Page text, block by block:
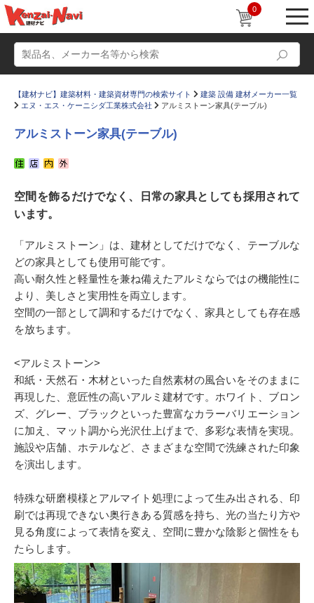
0
かたなび コラム
Q＆A 販売・施工代理店募集
お気に入り
【建材ナビ】建築材料・建築資材専門の検索サイト
建築 設備 建材メーカー一覧
エヌ・エス・ケーニシダ工業株式会社
アルミストーン家具(テーブル)
アルミストーン家具(テーブル)
空間を飾るだけでなく、日常の家具としても採用されて
います。
「アルミストーン」は、建材としてだけでなく、テーブルな
どの家具としても使用可能です。
高い耐久性と軽量性を兼ね備えたアルミならではの機能性に
より、美しさと実用性を両立します。
空間の一部として調和するだけでなく、家具としても存在感
を放ちます。
<アルミストーン>
和紙・天然石・木材といった自然素材の風合いをそのままに
再現した、意匠性の高いアルミ建材です。ホワイト、ブロン
ズ、グレー、ブラックといった豊富なカラーバリエーション
に加え、マット調から光沢仕上げまで、多彩な表情を実現。
施設や店舗、ホテルなど、さまざまな空間で洗練された印象
を演出します。
特殊な研磨模様とアルマイト処理によって生み出される、印
刷では再現できない奥行きある質感を持ち、光の当たり方や
見る角度によって表情を変え、空間に豊かな陰影と個性をも
たらします。